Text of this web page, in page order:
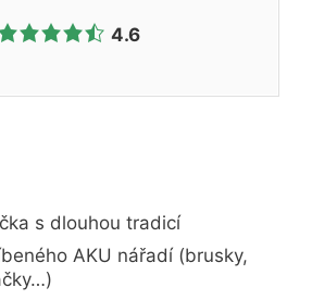
4.6
s dlouhou tradicí
AKU nářadí (brusky,